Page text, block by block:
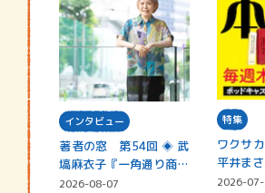
インタビュー
著者の窓 第54回 ◈ 武
塙麻衣子『一角通り商店
街の…
2026-08-07
特集
ワクサ
平井ま
シャ…
2026-